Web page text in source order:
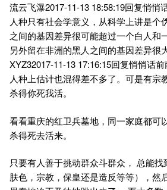
流云飞瀑2017-11-13 18:58:19回复悄悄
人种只有社会学意义，从科学上讲是个
之间的基因差异很可能超过一个白人和
另外留在非洲的黑人之间的基因差异很大
XYZ32017-11-13 17:16:15回复悄悄话
人种上估计也混得差不多了。可是有宗
杀得你死我活。
看看重庆的红卫兵墓地，同一家庭都可
杀得死去活来。
只要有人善于挑动群众斗群众， 总能找
肤色，宗教，保皇还是造反等等），然